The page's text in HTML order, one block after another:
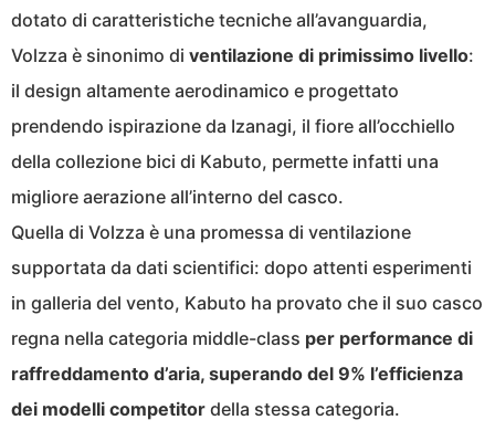
dotato di caratteristiche tecniche all’avanguardia,
Volzza è sinonimo di ventilazione di primissimo livello:
il design altamente aerodinamico e progettato
prendendo ispirazione da Izanagi, il fiore all’occhiello
della collezione bici di Kabuto, permette infatti una
migliore aerazione all’interno del casco.
Quella di Volzza è una promessa di ventilazione
supportata da dati scientifici: dopo attenti esperimenti
in galleria del vento, Kabuto ha provato che il suo casco
regna nella categoria middle-class per performance di
raffreddamento d’aria, superando del 9% l’efficienza
dei modelli competitor della stessa categoria.